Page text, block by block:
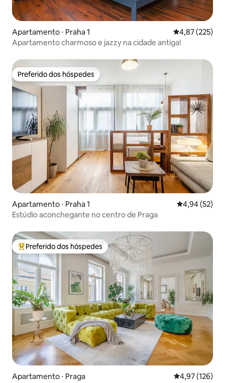
Apartamento ⋅ Praha 1 4,87 de uma
4,87 (225)
Apartamento charmoso e jazzy na cidade antiga!
Preferido dos hóspedes
Preferido dos hóspedes
Apartamento ⋅ Praha 1 4,94 de uma
4,94 (52)
Estúdio aconchegante no centro de Praga
Entre os melhores preferidos dos hóspedes
Preferido dos hóspedes
Apartamento ⋅ Praga 4,97 de uma
4,97 (126)